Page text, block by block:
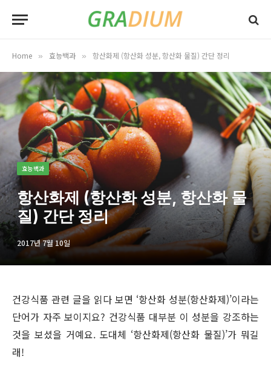
Home » 효능백과 » 항산화제 (항산화 성분, 항산화 물질) 간단 정리
효능백과
항산화제 (항산화 성분, 항산화 물
질) 간단 정리
2017년 7월 10일
건강식품 관련 글을 읽다 보면 ‘항산화 성분(항산화제)’이라는
단어가 자주 보이지요? 건강식품 대부분 이 성분을 강조하는
것을 보셨을 거예요. 도대체 ‘항산화제(항산화 물질)’가 뭐길
래!